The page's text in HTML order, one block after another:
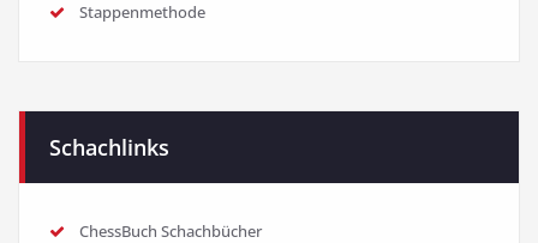
Stappenmethode
Schachlinks
ChessBuch Schachbücher